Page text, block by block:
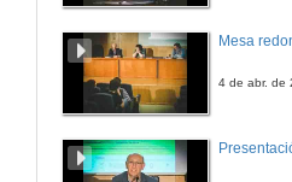
4 de abr. de